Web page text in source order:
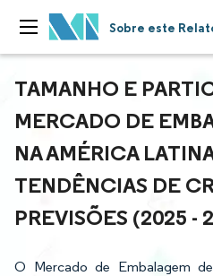
Sobre este
TAMANHO E
MERCADO DE
NA AMÉRICA
TENDÊNCIAS DE
PREVISÕES (2025 -
O Mercado de Embalagem